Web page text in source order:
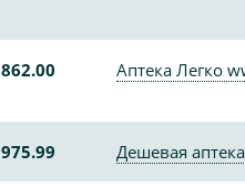
862.00 Аптека Легко
975.99 Дешевая